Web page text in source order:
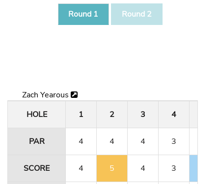
Round 1 Round 2
Zach Yearous
HOLE
1 2 3 4
PAR 4 4 4 3
SCORE 4 5 4 3